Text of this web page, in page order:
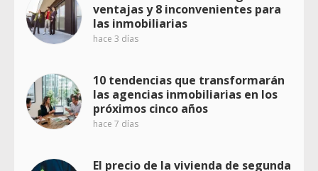
ventajas y 8 inconvenientes para
las inmobiliarias
hace 3 días
10 tendencias que transformarán
las agencias inmobiliarias en los
próximos cinco años
hace 7 días
El precio de la vivienda de segunda